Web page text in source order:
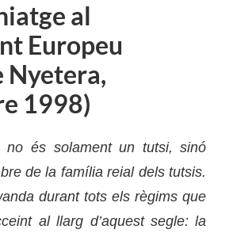
al
Europeu
Nyetera,
1998)
no és solament un tutsi, sinó
de la família reial dels tutsis.
durant tots els règims que
al llarg d’aquest segle: la